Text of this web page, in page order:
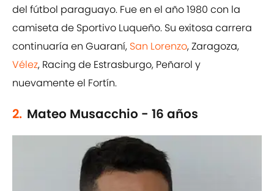
del fútbol paraguayo. Fue en el año 1980 con la
camiseta de Sportivo Luqueño. Su exitosa carrera
continuaría en Guaraní, San Lorenzo, Zaragoza,
Vélez, Racing de Estrasburgo, Peñarol y
nuevamente el Fortín.
2. Mateo Musacchio - 16 años